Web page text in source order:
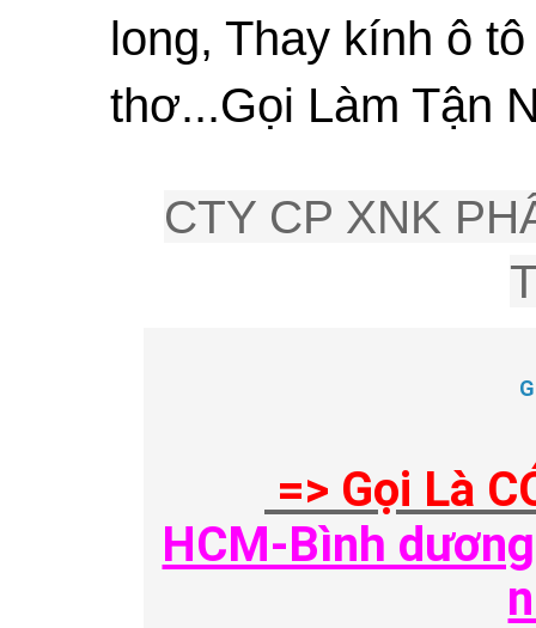
long, Thay kính ô
thơ...Gọi Làm Tận
CTY CP XNK
=> Gọi Là
HCM-Bình